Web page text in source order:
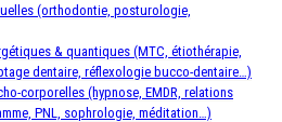
(orthodontie, posturologie,
& quantiques (MTC, étiothérapie,
dentaire, réflexologie bucco-dentaire…)
corporelles (hypnose, EMDR, relations
PNL, sophrologie, méditation…)